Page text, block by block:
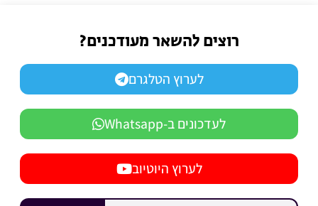
רוצים להשאר מעודכנים?
לערוץ הטלגרם
לעדכונים ב-Whatsapp
לערוץ היוטיוב